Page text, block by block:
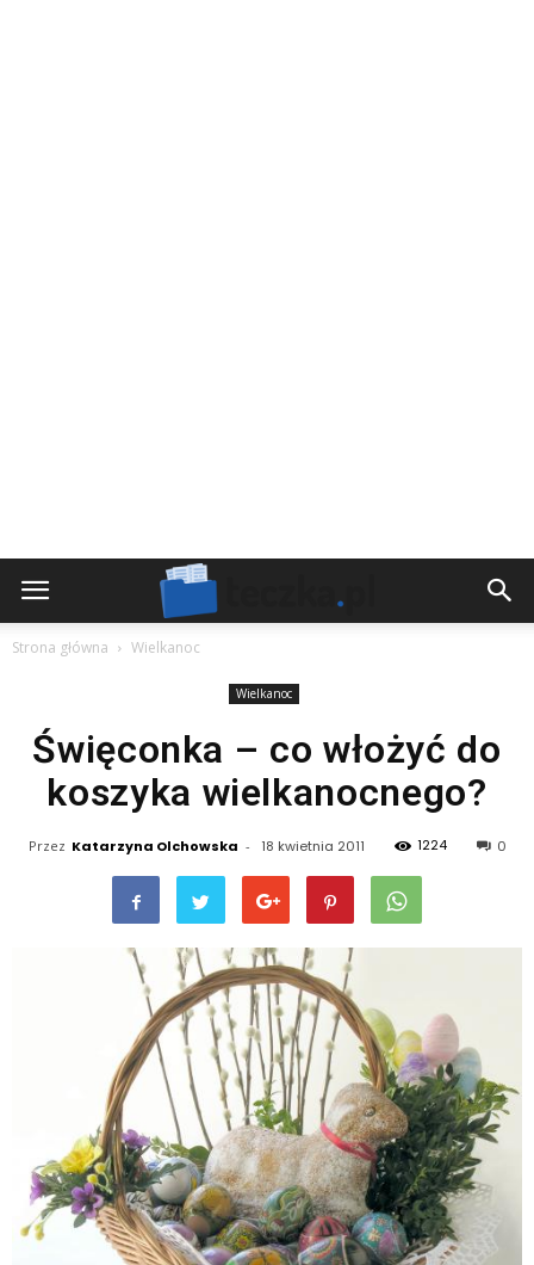
Strona główna Wielkanoc
Wielkanoc
Święconka – co włożyć do
koszyka wielkanocnego?
Przez Katarzyna Olchowska - 18 kwietnia 2011 1224 0